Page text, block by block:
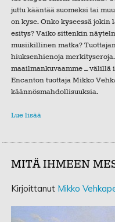
juttu kääntää suomeksi tai
on kyse. Onko kyseessä
esitys? Vaiko sittenkin
musiikillinen matka?
hiuksenhienoja
maailmankuvaamme – välillä
Encanton tuottaja Mikko
käännösmahdollisuuksia.
Lue lisää
MITÄ IHMEEN
Kirjoittanut Mikko